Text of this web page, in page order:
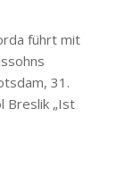
führt mit
31.
Breslik „Ist